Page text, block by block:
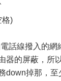
格)
話線撥入的網
器的屏蔽，所
down掉那，至